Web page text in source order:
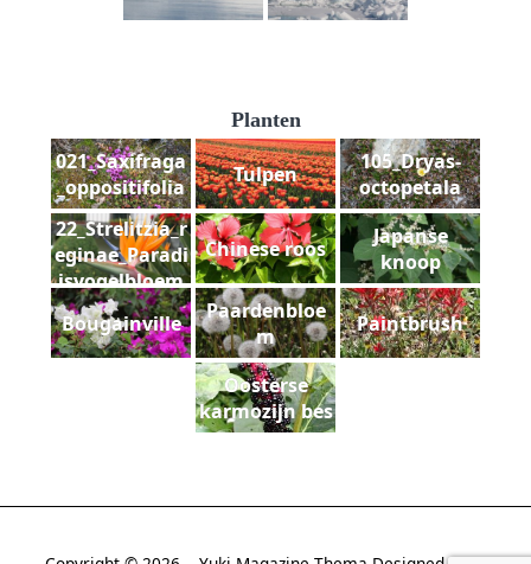
Planten
021_Saxifraga
_oppositifolia
Tulpen
105_Dryas-
octopetala
22_Strelitzia_r
eginae_Paradi
jsvogelbloem
Chinese roos
Japanse
knoop
Bougainville
Paardenbloe
m
Paintbrush
Oosterse
karmozijn bes